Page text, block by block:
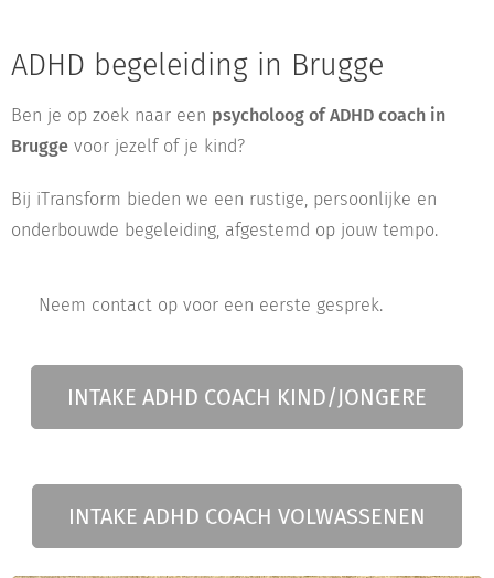
ADHD begeleiding in Brugge
Ben je op zoek naar een psycholoog of ADHD coach in
Brugge voor jezelf of je kind?
Bij iTransform bieden we een rustige, persoonlijke en
onderbouwde begeleiding, afgestemd op jouw tempo.
👉 Neem contact op voor een eerste gesprek.
INTAKE ADHD COACH KIND/JONGERE
INTAKE ADHD COACH VOLWASSENEN